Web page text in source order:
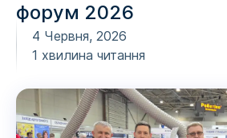
форум 2026
4 Червня, 2026
1 хвилина читання